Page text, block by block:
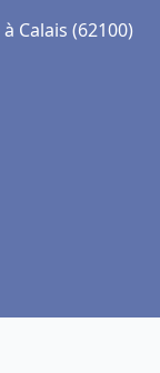
Calais (62100)